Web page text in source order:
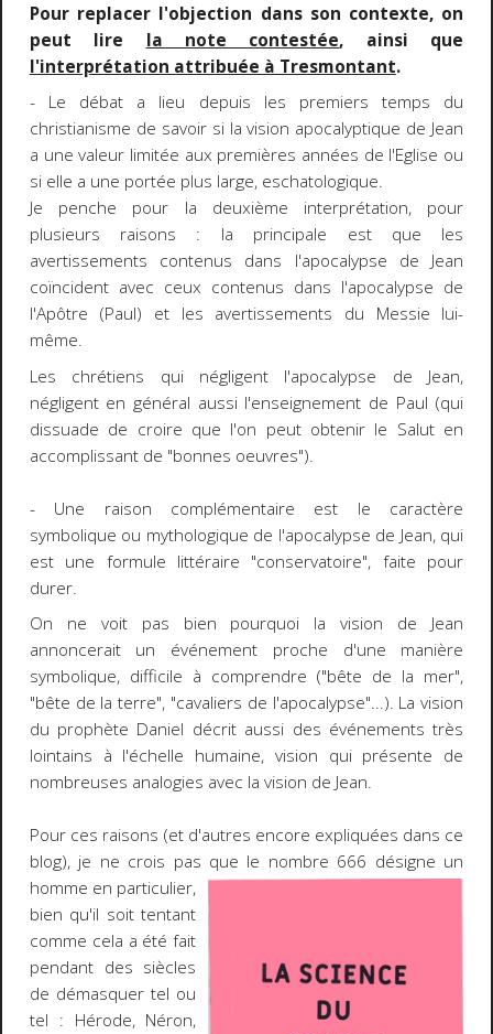
Pour replacer l'objection dans son contexte, on
peut lire la note contestée, ainsi que
l'interprétation attribuée à Tresmontant.
- Le débat a lieu depuis les premiers temps du
christianisme de savoir si la vision apocalyptique de Jean
a une valeur limitée aux premières années de l'Eglise ou
si elle a une portée plus large, eschatologique.
Je penche pour la deuxième interprétation, pour
plusieurs raisons : la principale est que les
avertissements contenus dans l'apocalypse de Jean
coïncident avec ceux contenus dans l'apocalypse de
l'Apôtre (Paul) et les avertissements du Messie lui-
même.
Les chrétiens qui négligent l'apocalypse de Jean,
négligent en général aussi l'enseignement de Paul (qui
dissuade de croire que l'on peut obtenir le Salut en
accomplissant de "bonnes oeuvres").
- Une raison complémentaire est le caractère
symbolique ou mythologique de l'apocalypse de Jean, qui
est une formule littéraire "conservatoire", faite pour
durer.
On ne voit pas bien pourquoi la vision de Jean
annoncerait un événement proche d'une manière
symbolique, difficile à comprendre ("bête de la mer",
"bête de la terre", "cavaliers de l'apocalypse"...). La vision
du prophète Daniel décrit aussi des événements très
lointains à l'échelle humaine, vision qui présente de
nombreuses analogies avec la vision de Jean.
Pour ces raisons (et d'autres encore expliquées dans ce
blog), je ne crois pas que le nombre 666 désigne un
homme en particulier,
bien qu'il soit tentant
comme cela a été fait
pendant des siècles
de démasquer tel ou
tel : Hérode, Néron,